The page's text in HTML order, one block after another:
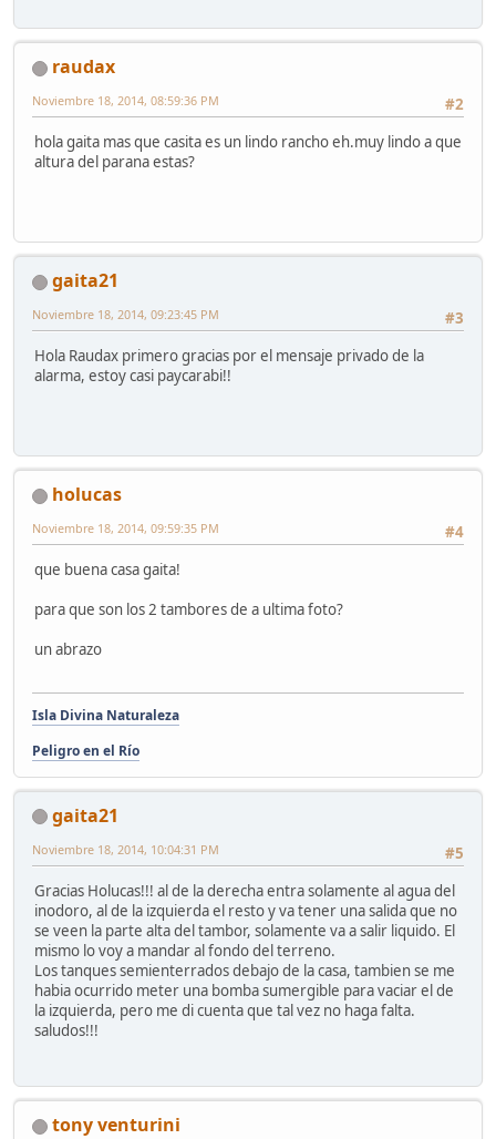
raudax
#2
Noviembre 18, 2014, 08:59:36 PM
hola gaita mas que casita es un lindo rancho eh.muy lindo a que
altura del parana estas?
gaita21
#3
Noviembre 18, 2014, 09:23:45 PM
Hola Raudax primero gracias por el mensaje privado de la
alarma, estoy casi paycarabi!!
holucas
#4
Noviembre 18, 2014, 09:59:35 PM
que buena casa gaita!
para que son los 2 tambores de a ultima foto?
un abrazo
Isla Divina Naturaleza
Peligro en el Río
gaita21
#5
Noviembre 18, 2014, 10:04:31 PM
Gracias Holucas!!! al de la derecha entra solamente al agua del
inodoro, al de la izquierda el resto y va tener una salida que no
se veen la parte alta del tambor, solamente va a salir liquido. El
mismo lo voy a mandar al fondo del terreno.
Los tanques semienterrados debajo de la casa, tambien se me
habia ocurrido meter una bomba sumergible para vaciar el de
la izquierda, pero me di cuenta que tal vez no haga falta.
saludos!!!
tony venturini